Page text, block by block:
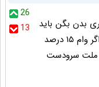
26
13
بدن بگن باید
خونه بخری صرف نداره و ضرره ، ولی اگر وام ۱۵ درصد
ملت سرودست